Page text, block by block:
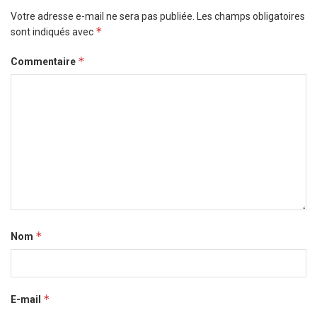
Votre adresse e-mail ne sera pas publiée.
Les champs obligatoires
sont indiqués avec *
Commentaire *
Nom *
E-mail *